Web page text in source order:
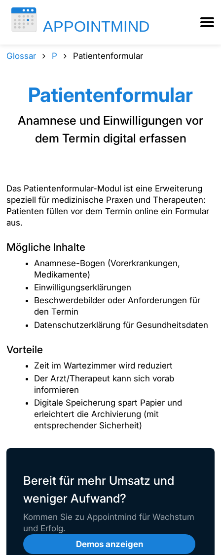
Glossar P Patientenformular
Patientenformular
Anamnese und Einwilligungen vor
dem Termin digital erfassen
Das Patientenformular-Modul ist eine Erweiterung
speziell für medizinische Praxen und Therapeuten:
Patienten füllen vor dem Termin online ein Formular
aus.
Mögliche Inhalte
Anamnese-Bogen (Vorerkrankungen,
Medikamente)
Einwilligungserklärungen
Beschwerdebilder oder Anforderungen für
den Termin
Datenschutzerklärung für Gesundheitsdaten
Vorteile
Zeit im Wartezimmer wird reduziert
Der Arzt/Therapeut kann sich vorab
informieren
Digitale Speicherung spart Papier und
erleichtert die Archivierung (mit
entsprechender Sicherheit)
Bereit für mehr Umsatz und
weniger Aufwand?
Kommen Sie zu Appointmind für Wachstum
und Erfolg.
Demos anzeigen